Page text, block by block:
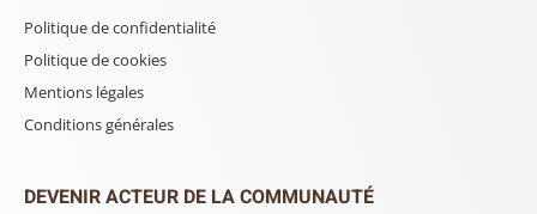
Politique de confidentialité
Politique de cookies
Mentions légales
Conditions générales
DEVENIR ACTEUR DE LA COMMUNAUTÉ